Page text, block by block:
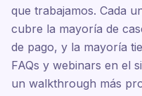
que trabajamos. Cada
cubre la mayoría de
de pago, y la mayoría
FAQs y webinars en el
un walkthrough más